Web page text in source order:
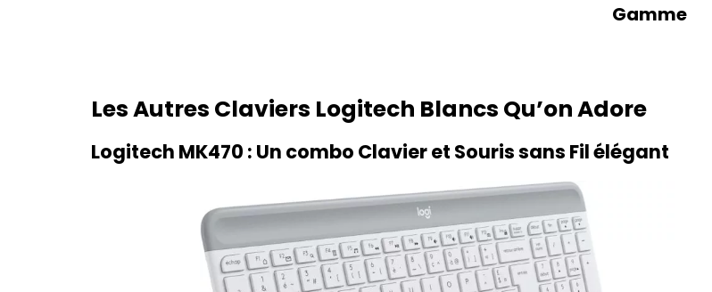
Gamme
Les Autres Claviers Logitech Blancs Qu’on Adore
Logitech MK470 : Un combo Clavier et Souris sans Fil élégant